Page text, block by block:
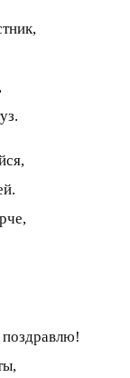
поздравлю!